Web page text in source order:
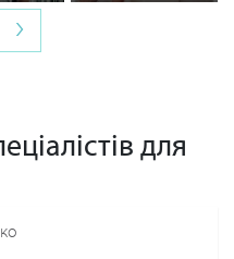
›
для